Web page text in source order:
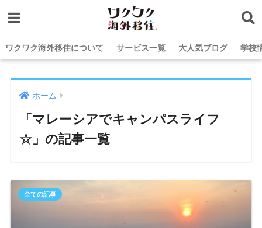
ワクワク海外移住について サービス一覧 大人気ブログ 学校
ホーム
「マレーシアでキャンパスライフ
☆」の記事一覧
全ての記事